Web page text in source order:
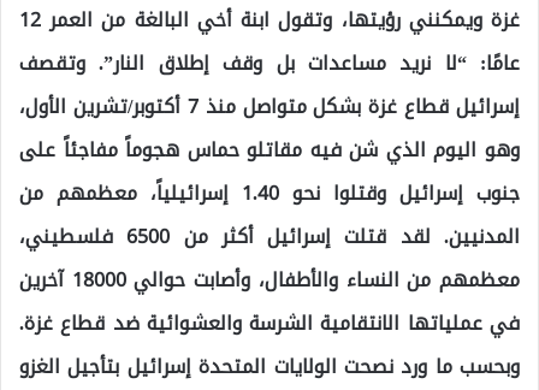
غزة ويمكنني رؤيتها، وتقول ابنة أخي البالغة من العمر 12
عامًا: “لا نريد مساعدات بل وقف إطلاق النار”. وتقصف
إسرائيل قطاع غزة بشكل متواصل منذ 7 أكتوبر/تشرين الأول،
وهو اليوم الذي شن فيه مقاتلو حماس هجوماً مفاجئاً على
جنوب إسرائيل وقتلوا نحو 1.40 إسرائيلياً، معظمهم من
المدنيين. لقد قتلت إسرائيل أكثر من 6500 فلسطيني،
معظمهم من النساء والأطفال، وأصابت حوالي 18000 آخرين
في عملياتها الانتقامية الشرسة والعشوائية ضد قطاع غزة.
وبحسب ما ورد نصحت الولايات المتحدة إسرائيل بتأجيل الغزو